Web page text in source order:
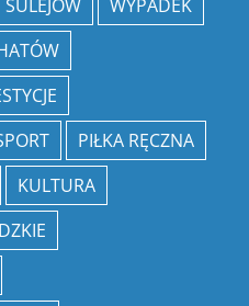
SULEJÓW
WYPADEK
PIŁKA RĘCZNA
KULTURA